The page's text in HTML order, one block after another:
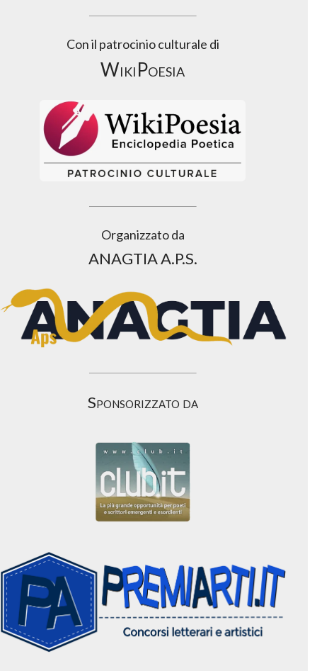
Con il patrocinio culturale di
WikiPoesia
Organizzato da
ANAGTIA A.P.S.
Sponsorizzato da